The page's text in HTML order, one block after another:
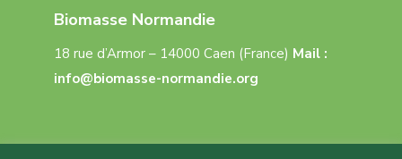
Biomasse Normandie
18 rue d’Armor – 14000 Caen (France) Mail :
info@biomasse-normandie.org